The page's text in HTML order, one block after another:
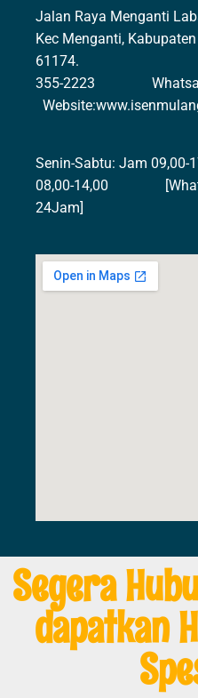
Jalan Raya Menganti
Kec Menganti,
61174.
355-2223
Senin-Sabtu: Jam
08,00-14,00
24Jam]
Segera
dapatkan